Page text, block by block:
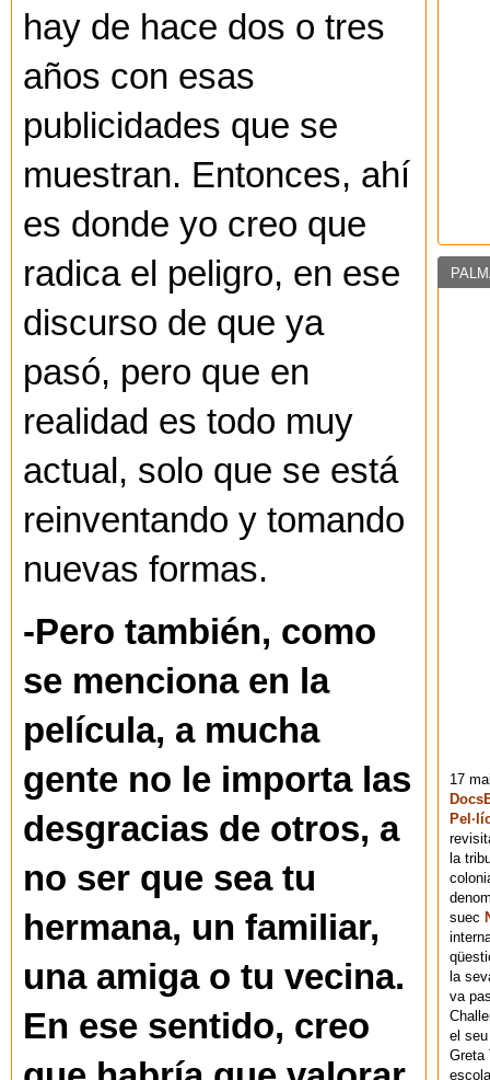
hay de hace dos o tres
años con esas
publicidades que se
muestran. Entonces, ahí
es donde yo creo que
radica el peligro, en ese
discurso de que ya
pasó, pero que en
realidad es todo muy
actual, solo que se está
reinventando y tomando
nuevas formas.
-Pero también, como
se menciona en la
película, a mucha
gente no le importa las
desgracias de otros, a
no ser que sea tu
hermana, un familiar,
una amiga o tu vecina.
En ese sentido, creo
17
la
suec
la
va
el
Greta